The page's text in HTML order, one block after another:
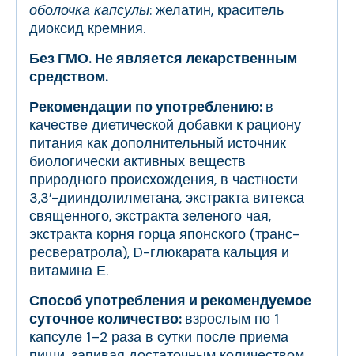
оболочка капсулы: желатин, краситель
диоксид кремния.
Без ГМО. Не является лекарственным
средством.
Рекомендации по употреблению: в
качестве диетической добавки к рациону
питания как дополнительный источник
биологически активных веществ
природного происхождения, в частности
3,3′-дииндолилметана, экстракта витекса
священного, экстракта зеленого чая,
экстракта корня горца японского (транс-
ресвератрола), D-глюкарата кальция и
витамина Е.
Способ употребления и рекомендуемое
суточное количество: взрослым по 1
капсуле 1–2 раза в сутки после приема